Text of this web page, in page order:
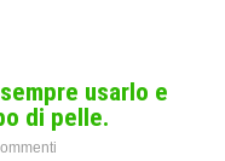
usarlo e
di pelle.